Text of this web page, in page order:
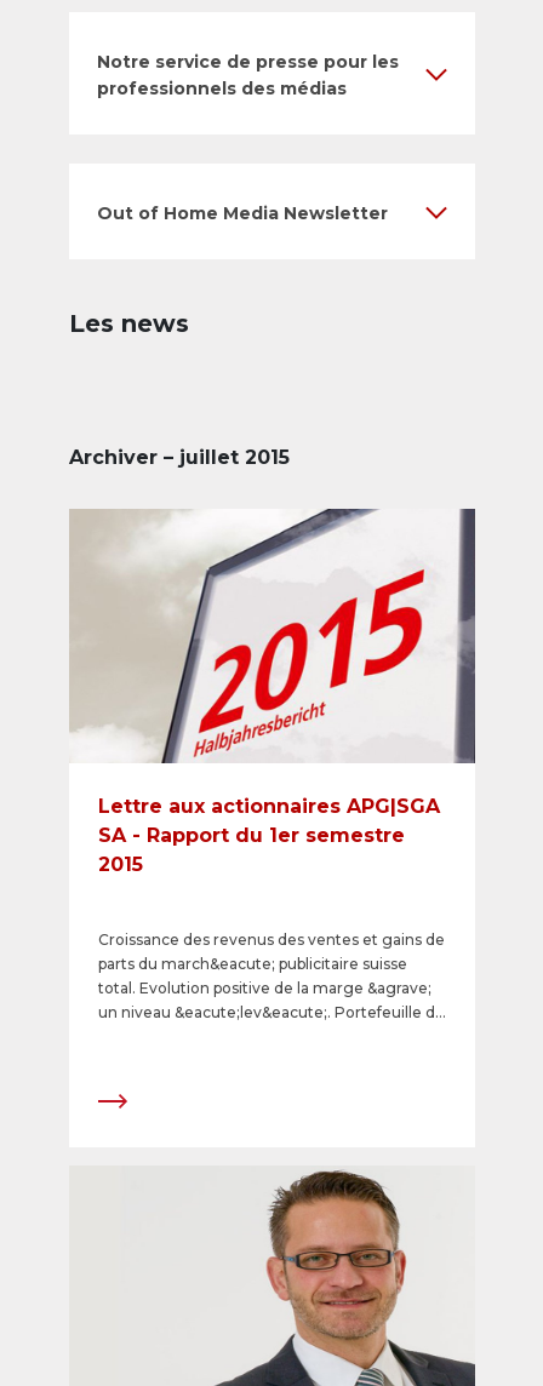
Notre service de presse pour les
professionnels des médias
Out of Home Media Newsletter
Les news
Archiver – juillet 2015
Lettre aux actionnaires APG|SGA
SA - Rapport du 1er semestre
2015
Croissance des revenus des ventes et gains de
parts du march&eacute; publicitaire suisse
total. Evolution positive de la marge &agrave;
un niveau &eacute;lev&eacute;. Portefeuille de